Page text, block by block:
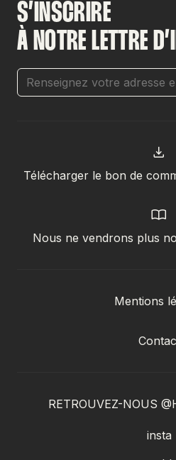
S’INSCRIRE
À NOTRE LETTRE
Télécharger le bon de
Nous ne vendrons plus
Mentions
RETROUVEZ-NOUS
insta